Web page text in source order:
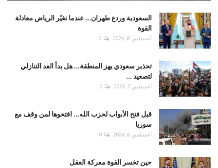
السعودية وردع طهران... عندما تغيّر الرياض معادلة
القوة
أغسطس 8, 2026 0
تحذير سعودي يهز المنطقة... هل بدأ العد التنازلي
لتصعيد ...
أغسطس 7, 2026 0
قبل فتح الأبواب لحزب الله... افتحوها لمن وقف مع
سوريا
أغسطس 6, 2026 0
حين تخسر القوة معركة العقل